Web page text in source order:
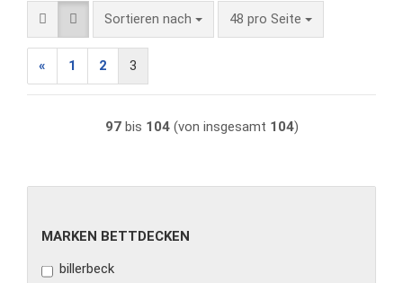
Sortieren nach
Sortieren nach 48 pro Seite
pro Seite
« 1 2 3
97bis 104(von insgesamt 104)
MARKEN
MARKEN BETTDECKEN
billerbeck